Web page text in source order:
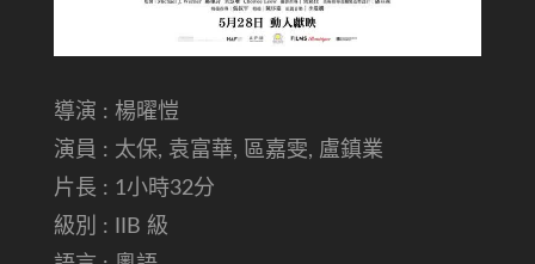
導演 : 楊曜愷
演員 : 太保, 袁富華, 區嘉雯, 盧鎮業
片長 : 1小時32分
級別 : IIB 級